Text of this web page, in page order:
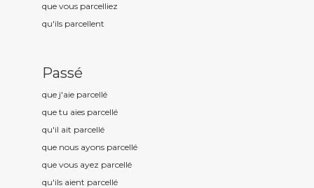
que vous parcelliez
qu'ils parcellent
Passé
que j'aie parcellé
que tu aies parcellé
qu'il ait parcellé
que nous ayons parcellé
que vous ayez parcellé
qu'ils aient parcellé